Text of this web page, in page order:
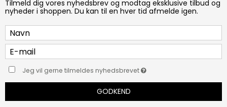
Tilmeld dig vores nyhedsbrev og modtag eksklusive tilbud og
nyheder i shoppen. Du kan til en hver tid afmelde igen.
Jeg vil gerne tilmeldes nyhedsbrevet
GODKEND